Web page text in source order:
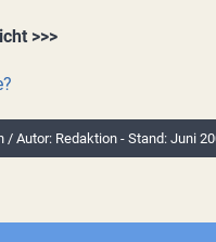
>>>
/ Autor: Redaktion - Stand: Juni